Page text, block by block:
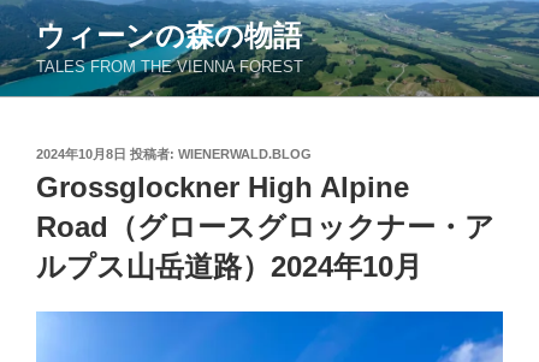
コ
テ
ン
ウィーンの森の物語
TALES FROM THE VIENNA FOREST
投
稿
日:
2024年10月8日 投稿者: WIENERWALD.BLOG
Grossglockner High Alpine
Road（グロースグロックナー・ア
ルプス山岳道路）2024年10月